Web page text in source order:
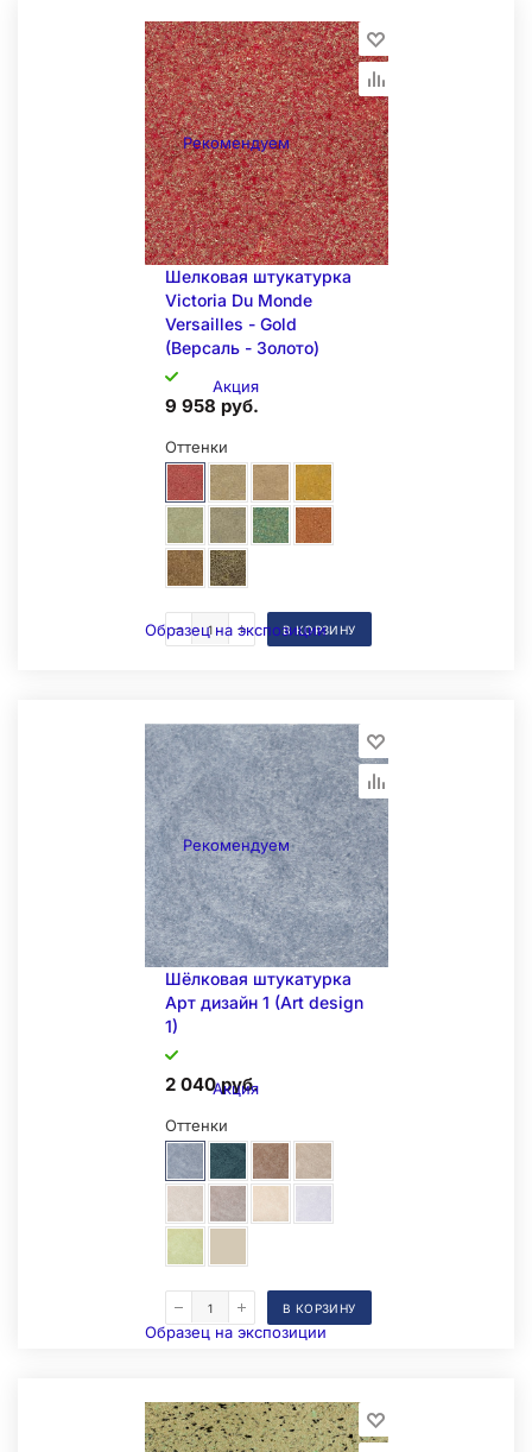
Рекомендуем
Акция
Образец на экспозиции
Шелковая штукатурка
Victoria Du Monde
Versailles - Gold
(Версаль - Золото)
9 958 руб.
Оттенки
В КОРЗИНУ
Рекомендуем
Акция
Образец на экспозиции
Шёлковая штукатурка
Арт дизайн 1 (Art design
1)
2 040 руб.
Оттенки
В КОРЗИНУ